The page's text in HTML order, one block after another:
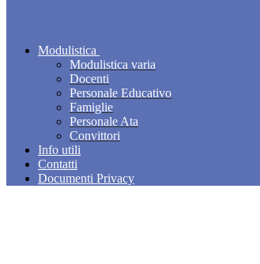
Modulistica
Modulistica varia
Docenti
Personale Educativo
Famiglie
Personale Ata
Convittori
Info utili
Contatti
Documenti Privacy